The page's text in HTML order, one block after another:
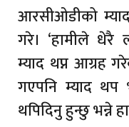
आरसीओडीको
गरे। ‘हामीले
म्याद थप्न आग्रह
गएपनि म्याद थप
थपिदिनु हुन्छु भन्ने